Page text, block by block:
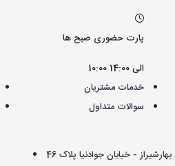
پارت حضوری صبح ها
10:00 الی 14:00
خدمات مشتریان
سوالات متداول
- خیابان جوادنیا پلاک 46